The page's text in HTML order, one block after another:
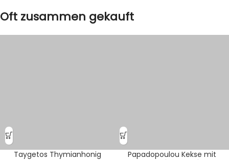
Oft zusammen gekauft
Taygetos Thymianhonig
Papadopoulou Kekse mit